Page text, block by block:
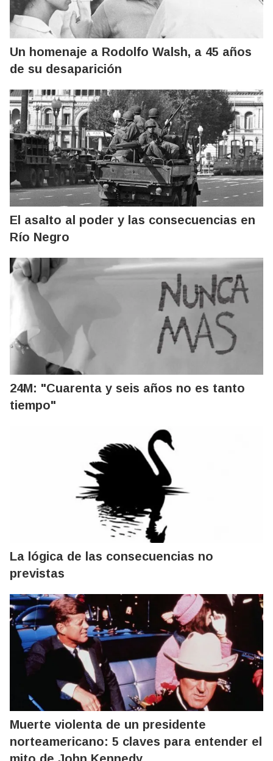
Un homenaje a Rodolfo Walsh, a 45 años
de su desaparición
El asalto al poder y las consecuencias en
Río Negro
24M: "Cuarenta y seis años no es tanto
tiempo"
La lógica de las consecuencias no
previstas
Muerte violenta de un presidente
norteamericano: 5 claves para entender el